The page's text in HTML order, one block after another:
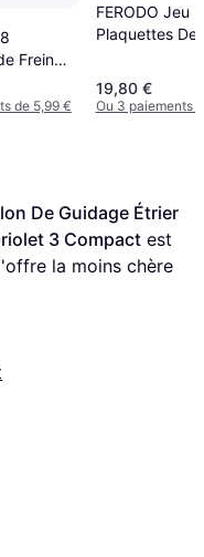
Frein
De
de 5,99 €
FERODO Jeu
Plaquettes De
3/5 Portes
19,80 €
Ou 3 paiements
De Guidage Étrier
3 Compact
la moins chère